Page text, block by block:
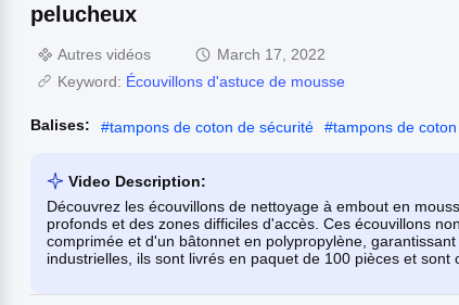
pelucheux
Autres vidéos
March 17, 2022
Keyword: Écouvillons d'astuce de mousse
Balises: #tampons de coton de sécurité #tampons de
Video Description:
Découvrez les écouvillons de nettoyage à embout en
profonds et des zones difficiles d'accès. Ces écouvillons
comprimée et d'un bâtonnet en polypropylène,
industrielles, ils sont livrés en paquet de 100 pièces et sont